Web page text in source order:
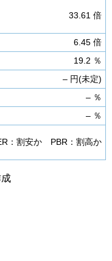
33.61 倍
6.45 倍
19.2 ％
– 円(未定)
– ％
– ％
：割安か PBR：割高か